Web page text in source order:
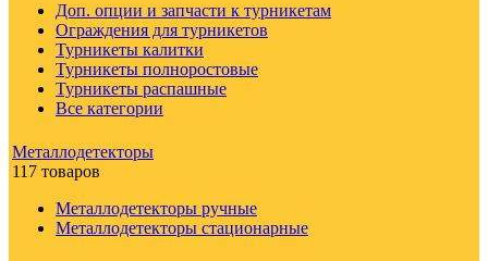
Доп. опции и запчасти к турникетам
Ограждения для турникетов
Турникеты калитки
Турникеты полноростовые
Турникеты распашные
Все категории
Металлодетекторы
117 товаров
Металлодетекторы ручные
Металлодетекторы стационарные